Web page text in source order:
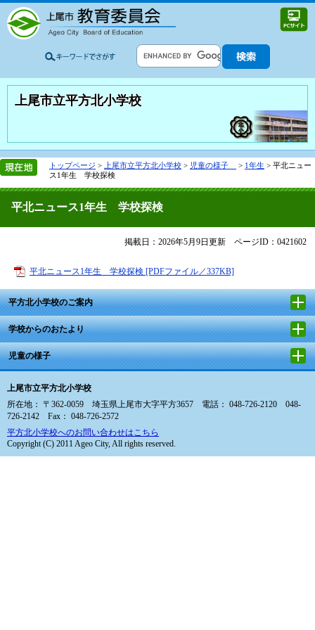
上尾市立平方北小学校
トップページ > 上尾市立平方北小学校 > 児童の様子 > 1年生 > 平北ニュー
ス1年生 学校探検
平北ニュース1年生 学校探検
掲載日：2026年5月9日更新 ページID：0421602
平北ニュース1年生 学校探検 [PDFファイル／337KB]
平方北小学校のご案内
学校からのおたより
児童の様子
上尾市立平方北小学校
所在地： 〒362-0059 埼玉県上尾市大字平方3657 電話： 048-726-2120 048-
726-2142 Fax： 048-726-2572
平方北小学校へのお問い合わせはこちら
Copyright (C) 2011 Ageo City, All rights reserved.